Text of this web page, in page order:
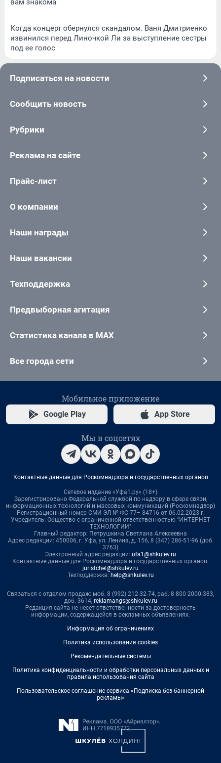
вам знакома
Когда концерт обернулся скандалом. Ваня Дмитриенко
извинился перед Линочкой Ли за выступление сестры
под ее голос
Подписаться на новости
Сообщить новость
Рубрики
Реклама на сайте
Прайс-лист
О компании
Наши награды
Наши вакансии
Техподдержка
Предвыборная агитация
Статистика канала в MAX
Все города сети
Мобильное приложение
Google Play App Store
Мы в соцсетях
Контактные данные для Роскомнадзора и государственных органов
Сетевое издание «Уфа1.ру» (18+)
Зарегистрировано Федеральной службой по надзору в сфере связи,
информационных технологий и массовых коммуникаций (Роскомнадзор)
Регистрационный номер СМИ ЭЛ № ФС 77– 84716 от 06.02.2023 г.
Учредитель: Общество с ограниченной ответственностью "ИНТЕРНЕТ
ТЕХНОЛОГИИ"
Главный редактор: Петрушкина Светлана Алексеевна
Адрес редакции: 450006, г. Уфа, ул. Ленина, д. 156, 8 (347) 286-51-96 (доб.
3763)
Электронный адрес редакции: ufa1@shkulev.ru
Контактные данные для Роскомнадзора и государственных органов:
juristchel@shkulev.ru
Техподдержка: help@shkulev.ru
Связаться с отделом продаж: моб. 8 (992) 212-32-74, раб. 8 800 2000-383,
доб. 3614, reklamangs@shkulev.ru
Редакция сайта не несет ответственности за достоверность
информации, содержащейся в рекламных объявлениях.
Информация об ограничениях
Политика использования cookies
Рекомендательные системы
Политика конфиденциальности и обработки персональных данных и
правила использования сайта
Пользовательское соглашение сервиса «Подписка без баннерной
рекламы»